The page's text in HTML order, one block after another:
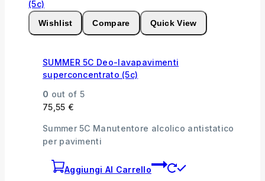
Wishlist Compare Quick View
SUMMER 5C Deo-lavapavimenti
superconcentrato (5c)
0 out of 5
75,55 €
Summer 5C Manutentore alcolico antistatico
per pavimenti
Aggiungi Al Carrello